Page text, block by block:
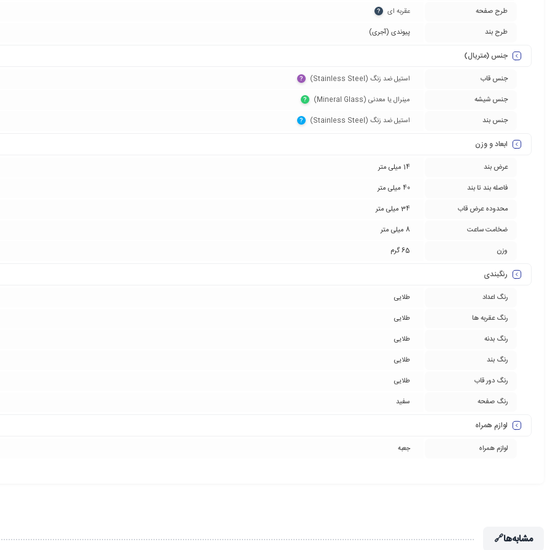
طرح صفحه عقربه ای‏ ?
طرح بند پیوندی (آجری)
جنس (متریال)
جنس قاب استیل ضد زنگ (Stainless Steel)‏ ?
جنس شیشه مینرال یا معدنی (Mineral Glass)‏ ?
جنس بند استیل ضد زنگ (Stainless Steel)‏ ?
ابعاد و وزن
عرض بند
14 میلی متر
فاصله بند تا بند
40 میلی متر
محدوده عرض قاب
34 میلی متر
ضخامت ساعت
8 میلی متر
وزن
65 گرم
رنگبندی
رنگ اعداد
طلایی
رنگ عقربه ها
طلایی
رنگ بدنه
طلایی
رنگ بند
طلایی
رنگ دور قاب
طلایی
رنگ صفحه
سفید
لوازم همراه
لوازم همراه جعبه
مشابه‌ها🔗